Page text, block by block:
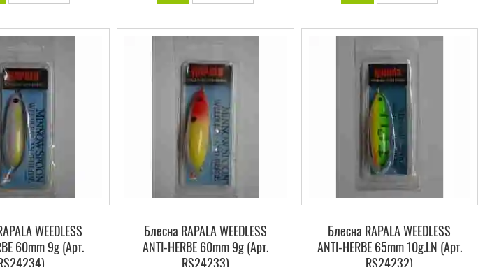
WEEDLESS
60mm 9g (Арт.
Блесна RAPALA WEEDLESS
ANTI-HERBE 60mm 9g (Арт.
RS24233)
Блесна RAPALA WEEDLESS
ANTI-HERBE 65mm 10g.LN (Арт.
RS24232)